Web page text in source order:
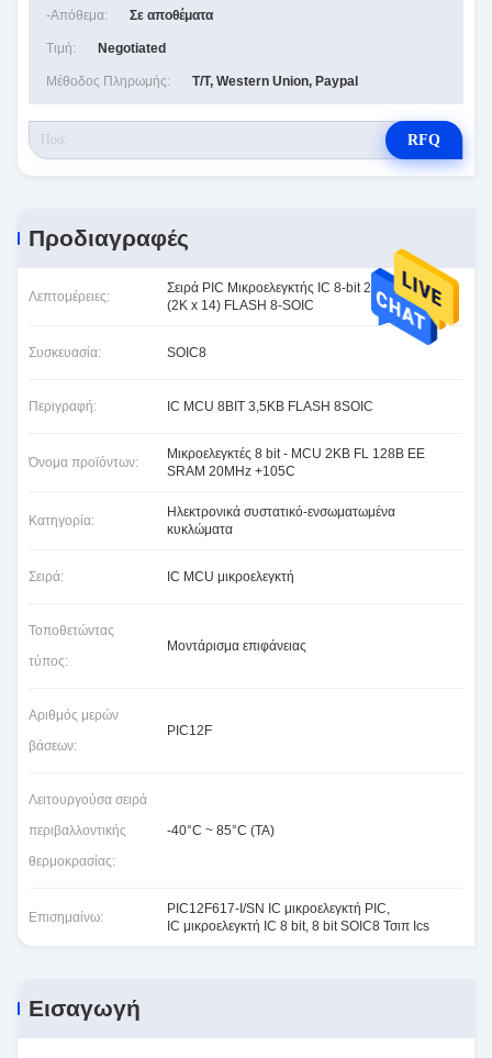
-απόθεμα: Σε αποθέματα
Τιμή: Negotiated
Μέθοδος Πληρωμής: T/T, Western Union, Paypal
RFQ
Προδιαγραφές
Λεπτομέρειες:
Σειρά PIC Μικροελεγκτής IC 8-bit 20MHz 3,5KB
(2K x 14) FLASH 8-SOIC
Συσκευασία: SOIC8
Περιγραφή: IC MCU 8BIT 3,5KB FLASH 8SOIC
Όνομα προϊόντων:
Μικροελεγκτές 8 bit - MCU 2KB FL 128B EE
SRAM 20MHz +105C
Κατηγορία:
Ηλεκτρονικά συστατικό-ενσωματωμένα
κυκλώματα
Σειρά: IC MCU μικροελεγκτή
Τοποθετώντας
τύπος:
Μοντάρισμα επιφάνειας
Αριθμός μερών
βάσεων:
PIC12F
Λειτουργούσα σειρά
περιβαλλοντικής
θερμοκρασίας:
-40°C ~ 85°C (TA)
Επισημαίνω:
PIC12F617-I/SN IC μικροελεγκτή PIC,
IC μικροελεγκτή IC 8 bit, 8 bit SOIC8 Τσιπ Ics
Εισαγωγή